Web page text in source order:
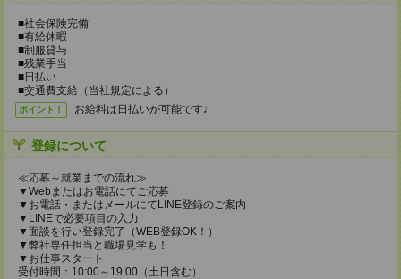
■社会保険完備
■有給休暇
■制服貸与
■残業手当
■日払い
■交通費支給（当社規定による）
ポイント！ お給料は日払いが可能です♩
登録について
≪応募～就業までの流れ≫
▼Webまたはお電話にてご応募
▼お電話・またはメールにてLINE登録のご案内
▼LINEで必要項目の入力
▼面談を行い登録完了（WEB登録OK！）
▼弊社専任担当と職場見学も！
▼お仕事スタート
受付時間：10:00～19:00（土日含む）